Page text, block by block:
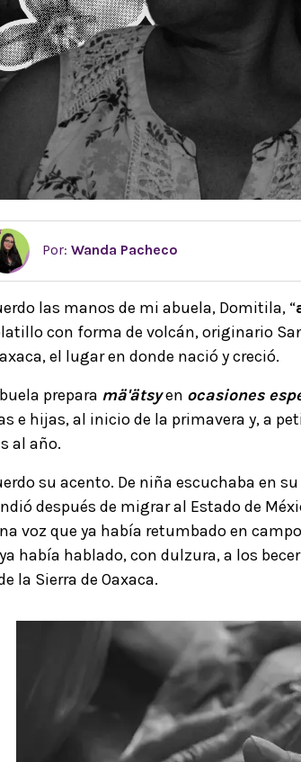
Por: Wanda Pacheco
las manos de mi abuela, Domitila, “
con forma de volcán, originario
el lugar en donde nació y creció.
prepara mä'ätsyen ocasiones
e hijas, al inicio de la primavera y, a
al año.
su acento. De niña escuchaba en su
después de migrar al Estado de
voz que ya había retumbado en
había hablado, con dulzura, a los
la Sierra de Oaxaca.